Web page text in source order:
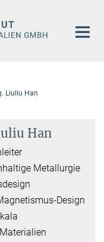
Liuliu Han
Han
Metallurgie
Design